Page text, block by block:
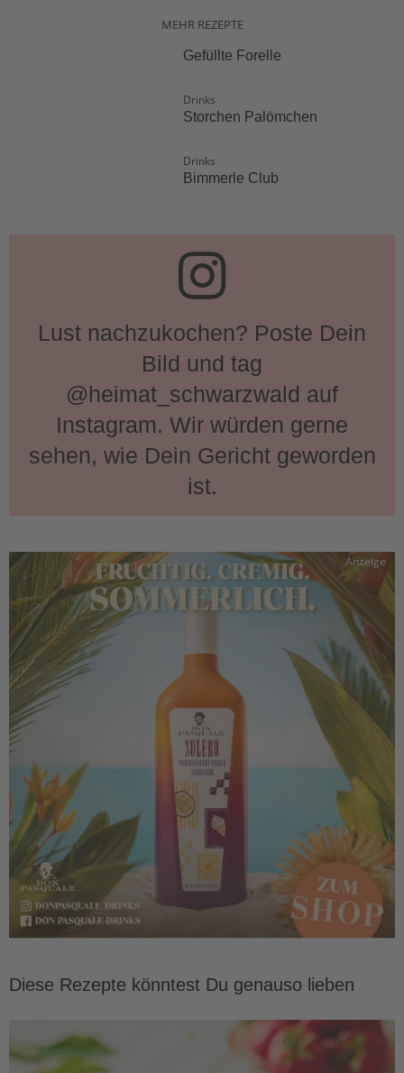
MEHR REZEPTE
Gefüllte Forelle
Drinks
Storchen Palömchen
Drinks
Bimmerle Club
Lust nachzukochen? Poste Dein
Bild und tag
@heimat_schwarzwald auf
Instagram. Wir würden gerne
sehen, wie Dein Gericht geworden
ist.
Anzeige
Diese Rezepte könntest Du genauso lieben